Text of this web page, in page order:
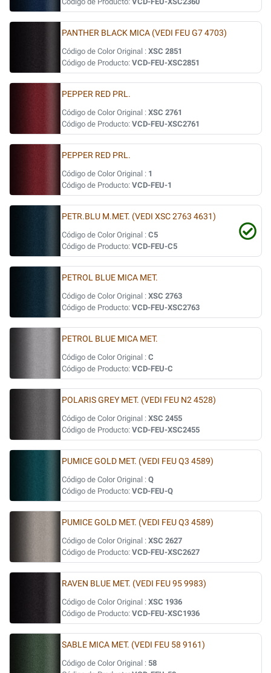
PANTHER BLACK MICA (VEDI FEU G7 4703)
Código de Color Original : XSC 2851
Código de Producto: VCD-FEU-XSC2851
PEPPER RED PRL.
Código de Color Original : XSC 2761
Código de Producto: VCD-FEU-XSC2761
PEPPER RED PRL.
Código de Color Original : 1
Código de Producto: VCD-FEU-1
PETR.BLU M.MET. (VEDI XSC 2763 4631)
Código de Color Original : C5
Código de Producto: VCD-FEU-C5
PETROL BLUE MICA MET.
Código de Color Original : XSC 2763
Código de Producto: VCD-FEU-XSC2763
PETROL BLUE MICA MET.
Código de Color Original : C
Código de Producto: VCD-FEU-C
POLARIS GREY MET. (VEDI FEU N2 4528)
Código de Color Original : XSC 2455
Código de Producto: VCD-FEU-XSC2455
PUMICE GOLD MET. (VEDI FEU Q3 4589)
Código de Color Original : Q
Código de Producto: VCD-FEU-Q
PUMICE GOLD MET. (VEDI FEU Q3 4589)
Código de Color Original : XSC 2627
Código de Producto: VCD-FEU-XSC2627
RAVEN BLUE MET. (VEDI FEU 95 9983)
Código de Color Original : XSC 1936
Código de Producto: VCD-FEU-XSC1936
SABLE MICA MET. (VEDI FEU 58 9161)
Código de Color Original : 58